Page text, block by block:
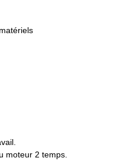
moteur 2 temps.